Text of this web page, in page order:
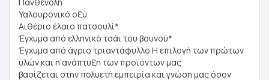
Υαλουρονικό οξύ
Αιθέριο έλαιο πατσουλί*
Έγχυμα από ελληνικό τσάι του βουνού*
Έγχυμα από άγριο τριαντάφυλλο Η επιλογή των πρώτων
υλών και η ανάπτυξη των προϊόντων μας
βασίζεται στην πολυετή εμπειρία και γνώση μας όσον